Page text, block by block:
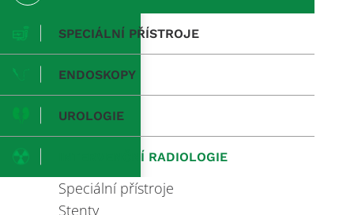
SPECIÁLNÍ PŘÍSTROJE
ENDOSKOPY
UROLOGIE
INTERVENČNÍ RADIOLOGIE
Speciální přístroje
Stenty